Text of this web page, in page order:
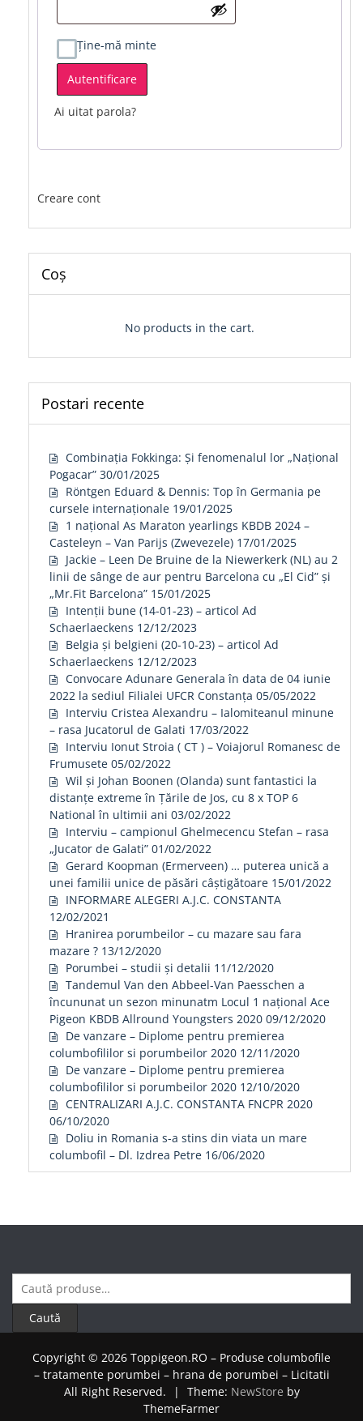
Ține-mă minte
Autentificare
Ai uitat parola?
Creare cont
Coș
No products in the cart.
Postari recente
Combinația Fokkinga: Și fenomenalul lor „Național
Pogacar” 30/01/2025
Röntgen Eduard & Dennis: Top în Germania pe
cursele internaționale 19/01/2025
1 național As Maraton yearlings KBDB 2024 –
Casteleyn – Van Parijs (Zwevezele) 17/01/2025
Jackie – Leen De Bruine de la Niewerkerk (NL) au 2
linii de sânge de aur pentru Barcelona cu „El Cid” și
„Mr.Fit Barcelona” 15/01/2025
Intenții bune (14-01-23) – articol Ad
Schaerlaeckens 12/12/2023
Belgia și belgieni (20-10-23) – articol Ad
Schaerlaeckens 12/12/2023
Convocare Adunare Generala în data de 04 iunie
2022 la sediul Filialei UFCR Constanța 05/05/2022
Interviu Cristea Alexandru – Ialomiteanul minune
– rasa Jucatorul de Galati 17/03/2022
Interviu Ionut Stroia ( CT ) – Voiajorul Romanesc de
Frumusete 05/02/2022
Wil și Johan Boonen (Olanda) sunt fantastici la
distanțe extreme în Țările de Jos, cu 8 x TOP 6
National în ultimii ani 03/02/2022
Interviu – campionul Ghelmecencu Stefan – rasa
„Jucator de Galati” 01/02/2022
Gerard Koopman (Ermerveen) … puterea unică a
unei familii unice de păsări câștigătoare 15/01/2022
INFORMARE ALEGERI A.J.C. CONSTANTA
12/02/2021
Hranirea porumbeilor – cu mazare sau fara
mazare ? 13/12/2020
Porumbei – studii și detalii 11/12/2020
Tandemul Van den Abbeel-Van Paesschen a
încununat un sezon minunatm Locul 1 național Ace
Pigeon KBDB Allround Youngsters 2020 09/12/2020
De vanzare – Diplome pentru premierea
columbofililor si porumbeilor 2020 12/11/2020
De vanzare – Diplome pentru premierea
columbofililor si porumbeilor 2020 12/10/2020
CENTRALIZARI A.J.C. CONSTANTA FNCPR 2020
06/10/2020
Doliu in Romania s-a stins din viata un mare
columbofil – Dl. Izdrea Petre 16/06/2020
Caută
după:
Caută
Copyright © 2026 Toppigeon.RO – Produse columbofile
– tratamente porumbei – hrana de porumbei – Licitatii
All Right Reserved.
| Theme: NewStore by
ThemeFarmer